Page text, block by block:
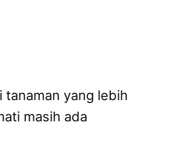
yang lebih
masih ada